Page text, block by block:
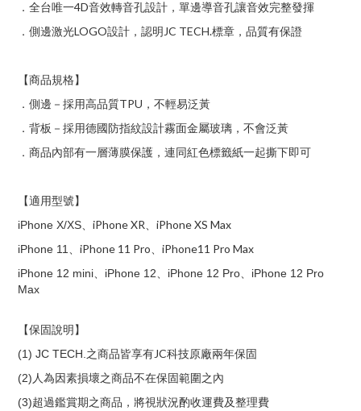
．全台唯一4D音效轉音孔設計，單邊導音孔讓音效完整發揮
．側邊激光LOGO設計，認明 JC TECH.標章，品質有保證
【商品規格】
．側邊－採用高品質TPU ，不輕易泛黃
．背板－採用德國防指紋設計霧面金屬玻璃，不會泛黃
．商品內部有一層薄膜保護，連同紅色標籤紙一起撕下即可
【適用型號】
iPhone X/XS
iPhone XR iPhone XS Max
iPhone 11 iPhone 11 Pro iPhone11 Pro Max
iPhone 12 mini、 iPhone 12、 iPhone 12 Pro、 iPhone 12 Pro
Max
【保固說明】
(1) JC TECH. 之商品皆享有JC科技原廠兩年保固
(2) 人為因素損壞之商品不在保固範圍之內
(3)超過鑑賞期之商品，將視狀況酌收運費及整理費